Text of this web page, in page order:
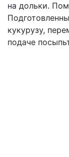
на дольки.
кукурузу,
подаче